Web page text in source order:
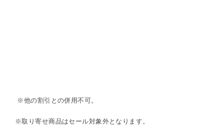
※他の割引との併用不可。
※取り寄せ商品はセール対象外となります。